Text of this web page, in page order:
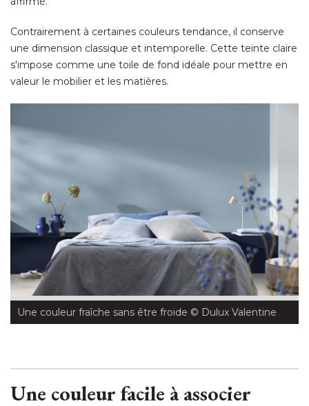
Contrairement à certaines couleurs tendance, il conserve
une dimension classique et intemporelle. Cette teinte claire
s'impose comme une toile de fond idéale pour mettre en
valeur le mobilier et les matières.
Une couleur fraîche sans être froide © Dulux Valentine
Une couleur facile à associer